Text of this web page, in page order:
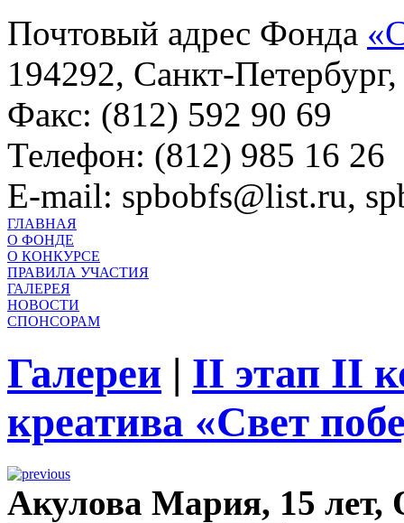
Почтовый адрес Фонда
194292, Санкт-
Факс: (812) 592 90 69
Телефон: (812) 985 16 26
E-mail: spbobfs@list.ru,
ГЛАВНАЯ
О ФОНДЕ
О КОНКУРСЕ
ПРАВИЛА УЧАСТИЯ
ГАЛЕРЕЯ
НОВОСТИ
СПОНСОРАМ
Галереи | II этап II
креатива «Свет
Акулова Мария, 15